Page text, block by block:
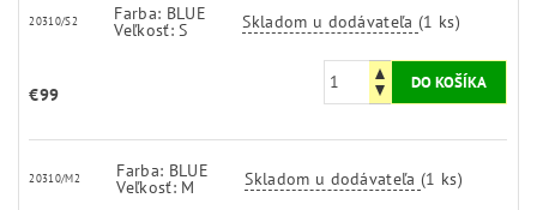
20310/S2 Farba: BLUE
Veľkosť: S Skladom u dodávateľa(1 ks)
€99
20310/M2 Farba: BLUE
Veľkosť: M Skladom u dodávateľa(1 ks)